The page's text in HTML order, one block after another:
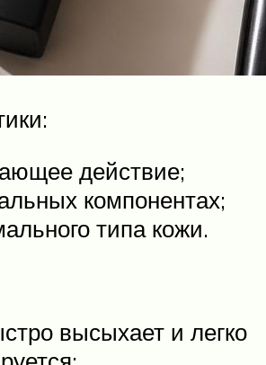
действие;
компонентах;
типа кожи.
высыхает и легко